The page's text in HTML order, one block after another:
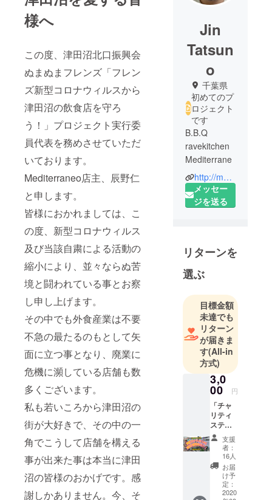
様へ
この度、津田沼北口振興会
ぬまぬまフレンズ「フレン
ズ新型コロナウィルスから
津田沼の飲食店を守ろ
う！」プロジェクト実行委
員代表を務めさせていただ
いております。
Mediterraneo店主、辰野仁
と申します。
皆様におかれましては、こ
の度、新型コロナウィルス
及び当該自粛による活動の
縮小により、並々ならぬ苦
境と闘われている事とお察
し申し上げます。
その中でも外食産業は不要
不急の最たるのもとして矢
面に立つ事となり、廃業に
危機に瀕している店舗も数
多くございます。
私も若いころから津田沼の
街が大好きで、その中の一
角でこうして店舗を構える
事が出来た事は本当に津田
沼の皆様のおかげです。感
謝しかありません。今、そ
Jin
Tatsun
o
千葉県
初めてのプ
ロジェクト
です
B.B.Q
ravekitchen
Mediterrane
o casa
Tsudanuma
店主。
ズ正規会
員。
みなさんの
生きがい
と、活気あ
る津田沼の
街に貢献で
きる店づく
りを目指し
ておりま
http://mediterra-casa.com/
メッセー
ジを送る
リターンを
選ぶ
目標金額
未達でも
リターン
が届きま
す(All-in
方式)
3,0
00 円
「チャ
リティ
ステッ
カー
セッ
ト」 今
回のプ
ログラ
ムのオ
リジナ
支援
者：
16人
お届
け予
定：
2020